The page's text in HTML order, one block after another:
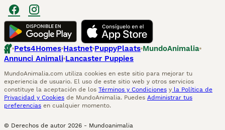
Pets4Homes Hastnet PuppyPlaats MundoAnimalia
Annunci Animali Lancaster Puppies
MundoAnimalia.com utiliza cookies en este sitio para mejorar tu
experiencia de usuario. El uso de este sitio web y otros servicios
constituye la aceptación de los Términos y Condiciones y la Política de
Privacidad y Cookies de MundoAnimalia. Puedes Administrar tus
preferencias en cualquier momento.
© Derechos de autor 2026 - Mundoanimalia